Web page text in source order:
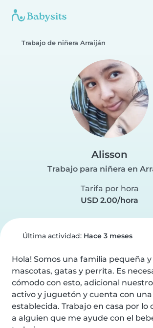
Trabajo de niñera Arraiján
Alisson
Trabajo para niñera en
Tarifa por hora
USD 2.00/hora
Última actividad: Hace 3 meses
Hola! Somos una familia pequeña y
mascotas, gatas y perrita. Es
cómodo con esto, adicional
activo y juguetón y cuenta con
establecida. Trabajo en casa por lo
a alguien que me ayude con el